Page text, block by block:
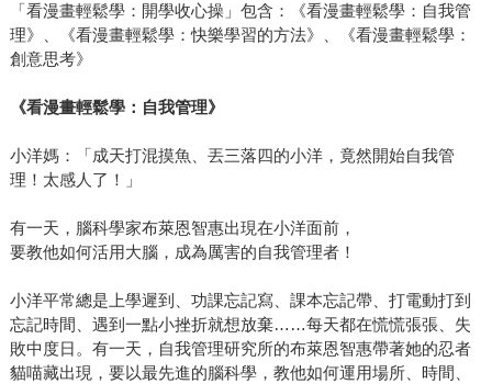
「看漫畫輕鬆學：開學收心操」包含：《看漫畫輕鬆學：自我管
理》、《看漫畫輕鬆學：快樂學習的方法》、《看漫畫輕鬆學：
創意思考》
《看漫畫輕鬆學：自我管理》
小洋媽：「成天打混摸魚、丟三落四的小洋，竟然開始自我管
理！太感人了！」
有一天，腦科學家布萊恩智惠出現在小洋面前，
要教他如何活用大腦，成為厲害的自我管理者！
小洋平常總是上學遲到、功課忘記寫、課本忘記帶、打電動打到
忘記時間、遇到一點小挫折就想放棄……每天都在慌慌張張、失
敗中度日。有一天，自我管理研究所的布萊恩智惠帶著她的忍者
貓喵藏出現，要以最先進的腦科學，教他如何運用場所、時間、